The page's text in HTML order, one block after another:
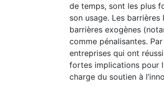
de temps, sont les plus
son usage. Les
barrières exogènes
comme pénalisantes.
entreprises qui ont
fortes implications pour
charge du soutien à